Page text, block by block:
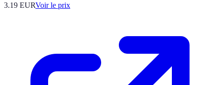
3.19 EURVoir le prix